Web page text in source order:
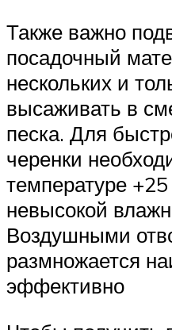
Также важно
посадочный
нескольких и
высаживать в
песка. Для
черенки
температуре +25
невысокой
Воздушными
размножается
эффективно